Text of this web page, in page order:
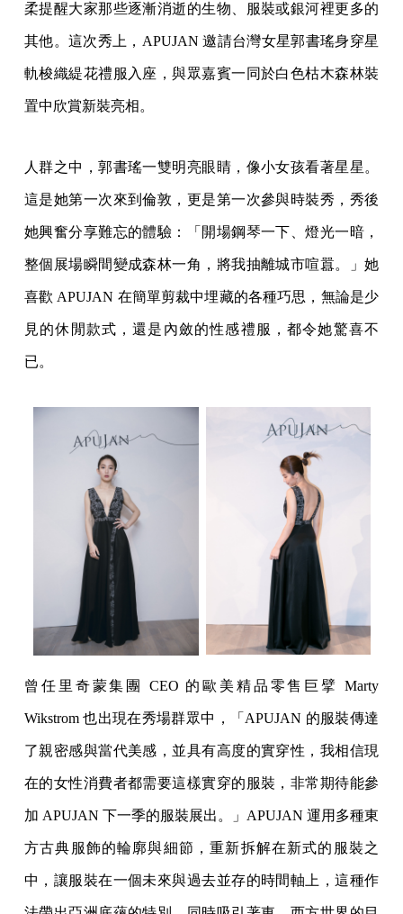
柔提醒大家那些逐漸消逝的生物、服裝或銀河裡更多的
其他。這次秀上，APUJAN 邀請台灣女星郭書瑤身穿星
軌梭織緹花禮服入座，與眾嘉賓一同於白色枯木森林裝
置中欣賞新裝亮相。
人群之中，郭書瑤一雙明亮眼睛，像小女孩看著星星。
這是她第一次來到倫敦，更是第一次參與時裝秀，秀後
她興奮分享難忘的體驗：「開場鋼琴一下、燈光一暗，
整個展場瞬間變成森林一角，將我抽離城市喧囂。」她
喜歡 APUJAN 在簡單剪裁中埋藏的各種巧思，無論是少
見的休閒款式，還是內斂的性感禮服，都令她驚喜不
已。
曾任里奇蒙集團 CEO 的歐美精品零售巨擘 Marty
Wikstrom 也出現在秀場群眾中，「APUJAN 的服裝傳達
了親密感與當代美感，並具有高度的實穿性，我相信現
在的女性消費者都需要這樣實穿的服裝，非常期待能參
加 APUJAN 下一季的服裝展出。」APUJAN 運用多種東
方古典服飾的輪廓與細節，重新拆解在新式的服裝之
中，讓服裝在一個未來與過去並存的時間軸上，這種作